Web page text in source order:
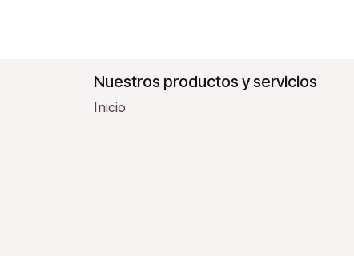
Nuestros productos y servicios
Inicio